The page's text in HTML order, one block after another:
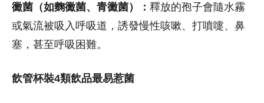
黴菌（如麴黴菌、青黴菌）： 釋放的孢子會隨水霧
或氣流被吸入呼吸道，誘發慢性咳嗽、打噴嚏、鼻
塞，甚至呼吸困難。
飲管杯裝4類飲品最易惹菌